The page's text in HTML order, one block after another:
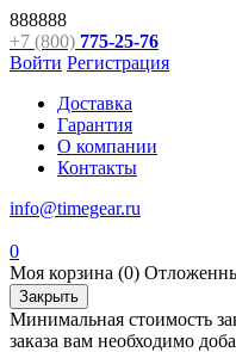
888888
+7 (800) 775-25-76
Войти Регистрация
Доставка
Гарантия
О компании
Контакты
info@timegear.ru
0
Моя корзина (0)
Закрыть
Минимальная стоимость
заказа вам необходимо